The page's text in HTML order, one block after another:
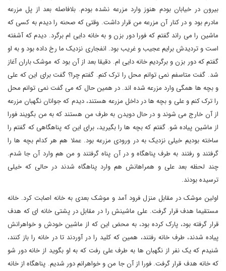
بیرون در خیابان بودم هنوز وارد مزرعه نشده بودم. بلافاصله بعد از پل مزرعه
مادرم بود و در کنار آن مزرعه من قرار داشت. وقتی که صحنه را دیدم به کسی که
ماشین را می راند گفتم که فورا دور بزن و به خانه دایی ام برگرد. دیدم که آشفته
است و تردیدش برایم عجیب و غریب بود. انفجاری نزدیک ما رخ داده بود و به او
گفتم که دور بزن و برگردیم خانه دایی ام. دقیقا بعد از آن بود که موشک باران آغاز
شد. گفت متاسفم نمی توانم محل را ترک کنم. گفتم چرا؟ گفت برای این که علی
و بچه ها همگی وارد مزرعه شده اند. در همین حال که می گفت نمی توانم محل
را ترک کنم و علی و بچه ها در داخل مزرعه هستند، دیدم که جوانان نگهبان مزرعه
از آن خارج می شوند و در حال دویدن به طرف من هستند که به من بگویند فورا
از ماشین پیاده شو. گفتم که بچه ها را بگیرید، برای این که پناهگاهی که گفتم را
ساخته بودیم خیلی نزدیک به در ورودی مزرعه بود. عملا هم هر کدام بچه ها را
گرفتند و رفتند به طرف پناهگاه و در آن پناه گرفتند و من هم وارد آن جا شدم.
چند لحظه بعد علی و همراهانش هم وارد پناهگاه شدند در حالی که خیلی
ترسیده بودند.
اولین موشک در مقابل منزل فرود آمد و موشک بعدی به خانه اصابت کرد. خانه
مستقیما هدف قرار گرفت. علی ماشینش را در مقابل در پشتی خانه ای که هدف
قرار گرفته بود، پارک کرده بود، به محض این که از ماشین خودش و خواهرانش
پیاده شدند، طرف خانه رفتند، همین که کلید را در آوردند تا در خانه را باز کنند،
شنیدم که یک نفر از نگهبان ها به طرف علی رفت که به او بگوید از خانه دور شو
که خانه هدف قرار گرفت. فورا از آن جا من و خواهرانم دور شدیم. پناهگاه از خانه